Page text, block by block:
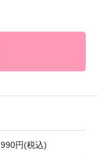
990円(税込)